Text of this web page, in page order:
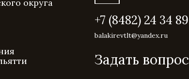
округа
+7 (8482) 24 34 89
balakirevtlt@yandex.ru
Задать вопрос